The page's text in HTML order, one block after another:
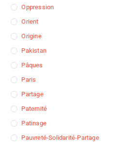
Oppression
Orient
Origine
Pakistan
Pâques
Paris
Partage
Paternité
Patinage
Pauvreté-Solidarité-Partage